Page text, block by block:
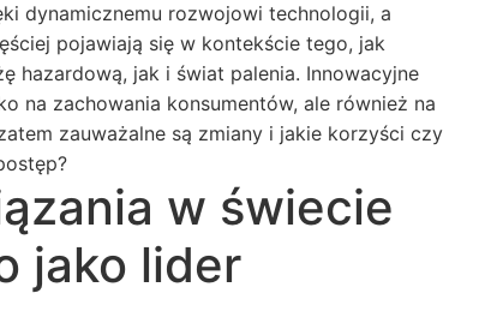
dynamicznemu rozwojowi technologii, a
pojawiają się w kontekście tego, jak
hazardową, jak i świat palenia. Innowacyjne
na zachowania konsumentów, ale również na
zauważalne są zmiany i jakie korzyści czy
w świecie
jako lider